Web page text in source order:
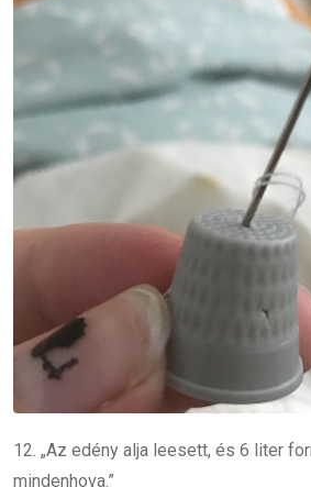
12. „Az edény alja leesett, és 6 liter
mindenhova.”